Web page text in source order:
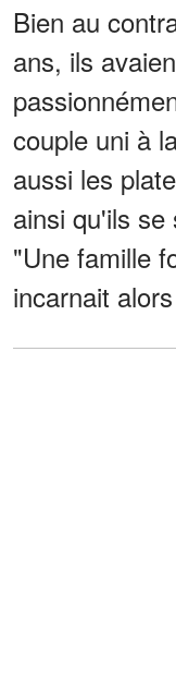
Bien au
ans, ils
couple uni à
aussi les
ainsi qu'ils
"Une famille
incarnait